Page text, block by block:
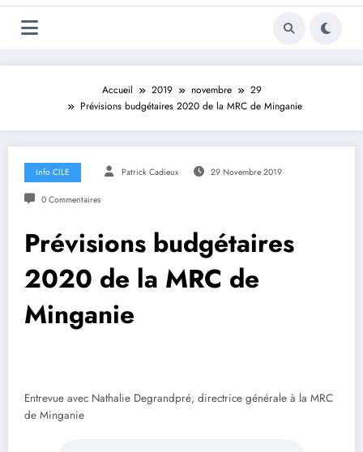
Accueil 2019 novembre
29
Prévisions budgétaires 2020 de la MRC de Minganie
Info CILE Patrick Cadieux 29 Novembre 2019
0 Commentaires
Prévisions budgétaires
2020 de la MRC de
Minganie
Entrevue avec Nathalie Degrandpré, directrice générale à la MRC
de Minganie